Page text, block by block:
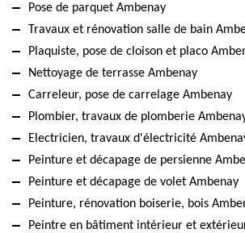
Pose de parquet Ambenay
Travaux et rénovation salle de bain
Plaquiste, pose de cloison et placo
Nettoyage de terrasse Ambenay
Carreleur, pose de carrelage Ambenay
Plombier, travaux de plomberie
Electricien, travaux d'électricité
Peinture et décapage de persienne
Peinture et décapage de volet Ambenay
Peinture, rénovation boiserie, bois
Peintre en bâtiment intérieur et